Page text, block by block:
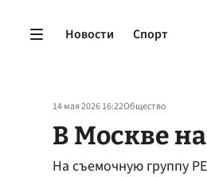
Новости Спорт
14 мая 2026 16:22Общество
В Москве
На съемочную группу